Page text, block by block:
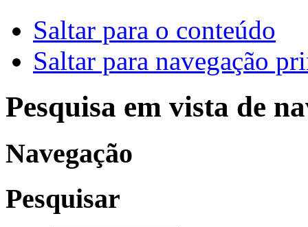
Saltar para o conteúdo
Saltar para navegação
Pesquisa em vista de
Navegação
Pesquisar